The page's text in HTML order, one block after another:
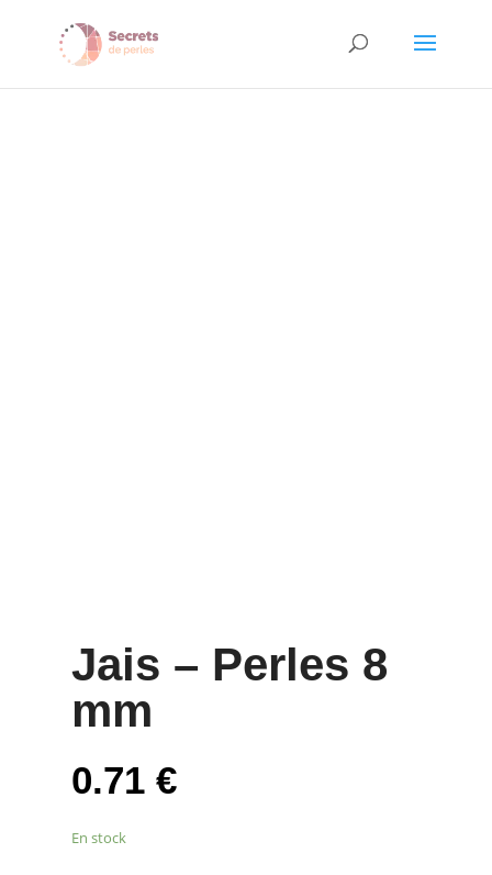
Jais – Perles 8
mm
0.71 €
En stock